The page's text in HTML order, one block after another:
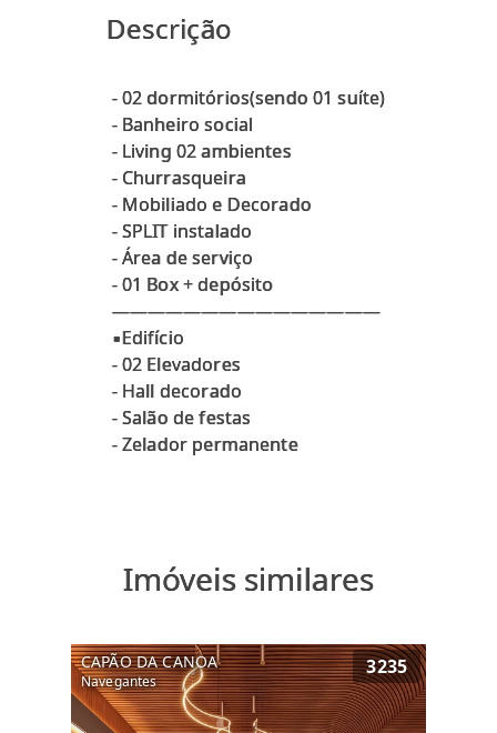
Descrição
- 02 dormitórios(sendo 01 suíte)
- Banheiro social
- Living 02 ambientes
- Churrasqueira
- Mobiliado e Decorado
- SPLIT instalado
- Área de serviço
- 01 Box + depósito
———————————————
▪️Edifício
- 02 Elevadores
- ⁠Hall decorado
- ⁠Salão de festas
- ⁠Zelador permanente
Imóveis similares
CAPÃO DA CANOA
Navegantes
3235